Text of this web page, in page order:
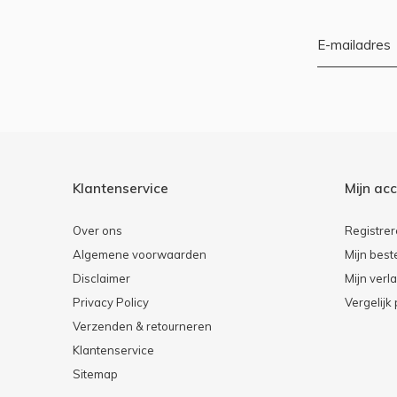
Klantenservice
Over ons
Algemene voorwaarden
Disclaimer
Privacy Policy
Verzenden & retourneren
Klantenservice
Sitemap
Mijn
Mijn
Mijn
Vergelijk